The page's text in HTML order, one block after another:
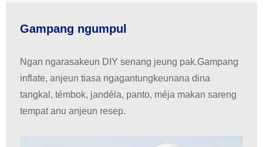
Gampang ngumpul
Ngan ngarasakeun DIY senang jeung pak.Gampang
inflate, anjeun tiasa ngagantungkeunana dina
tangkal, témbok, jandéla, panto, méja makan sareng
tempat anu anjeun resep.